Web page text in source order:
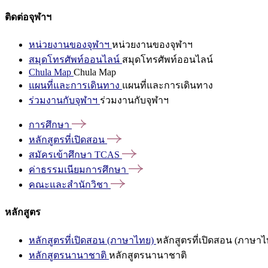
ติดต่อจุฬาฯ
หน่วยงานของจุฬาฯ หน่วยงานของจุฬาฯ
สมุดโทรศัพท์ออนไลน์ สมุดโทรศัพท์ออนไลน์
Chula Map Chula Map
แผนที่และการเดินทาง แผนที่และการเดินทาง
ร่วมงานกับจุฬาฯ ร่วมงานกับจุฬาฯ
การศึกษา
หลักสูตรที่เปิดสอน
สมัครเข้าศึกษา TCAS
ค่าธรรมเนียมการศึกษา
คณะและสำนักวิชา
หลักสูตร
หลักสูตรที่เปิดสอน (ภาษาไทย) หลักสูตรที่เปิดสอน (ภาษาไ
หลักสูตรนานาชาติ หลักสูตรนานาชาติ